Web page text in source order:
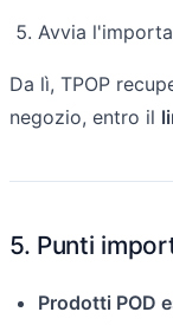
Avvia
Da lì, TPOP
negozio, entro il
5. Punti
Prodotti POD